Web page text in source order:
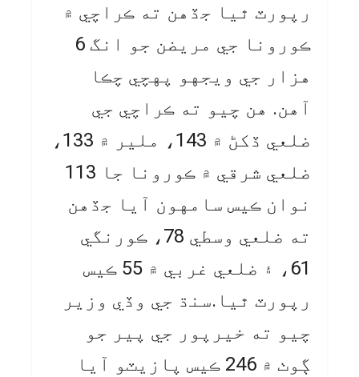
رپورٽ ٿيا جڏهن ته ڪراچي ۾
ڪورونا جي مريضن جو انگ 6
هزار جي ويجهو پهچي چڪا
آهن. هن چيو ته ڪراچي جي
ضلعي ڏکڻ ۾ 143، ملير ۾ 133،
ضلعي شرقي ۾ ڪورونا جا 113
نوان ڪيس سامهون آيا جڏهن
ته ضلعي وسطي 78، ڪورنگي
61، ۽ ضلعي غربي ۾ 55 ڪيس
رپورٽ ٿيا.سنڌ جي وڏي وزير
چيو ته خيرپور جي پير جو
ڳوٺ ۾ 246 ڪيس پازيٽو آيا